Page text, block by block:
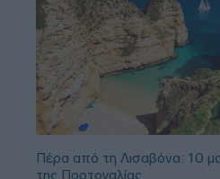
Πέρα από τη Λισαβόνα: 10
της Πορτογαλίας